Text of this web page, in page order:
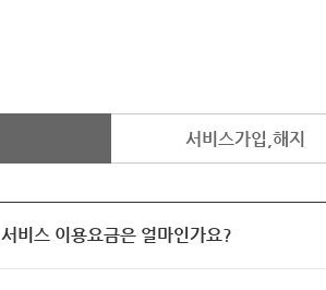
서비스가입,해지
서비스 이용요금은 얼마인가요?